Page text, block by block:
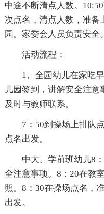
中途不断清点人数。
次点名，清点人数，准备
园。家委会人员负责安全。
活动流程：
1、全园幼儿在家吃
儿园签到，讲解安全注
及时与教师联系。
7：50到操场上排队
点名出发。
中大、学前班幼儿8
全注意事项。8：20在教
照。8：30在操场点名，
出发。